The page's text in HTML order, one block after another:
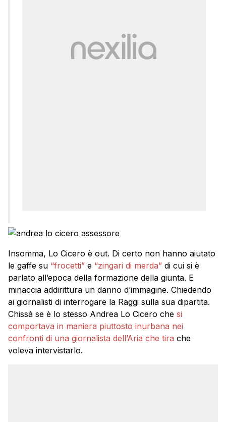
Insomma, Lo Cicero è out. Di certo non hanno aiutato
le gaffe su “frocetti” e “zingari di merda” di cui si è
parlato all’epoca della formazione della giunta. E
minaccia addirittura un danno d’immagine. Chiedendo
ai giornalisti di interrogare la Raggi sulla sua dipartita.
Chissà se è lo stesso Andrea Lo Cicero che si
comportava in maniera piuttosto inurbana nei
confronti di una giornalista dell’Aria che tira che
voleva intervistarlo.